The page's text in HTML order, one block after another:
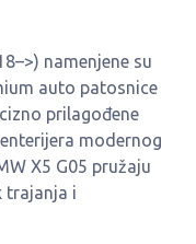
namenjene su
auto patosnice
prilagođene
modernog
X5 G05 pružaju
trajanja i